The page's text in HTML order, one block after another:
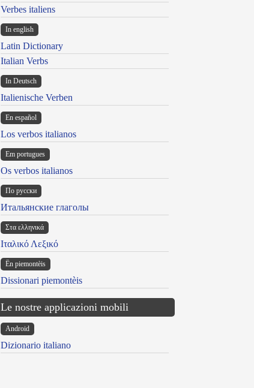
Verbes italiens
In english
Latin Dictionary
Italian Verbs
In Deutsch
Italienische Verben
En español
Los verbos italianos
Em portugues
Os verbos italianos
По русски
Итальянские глаголы
Στα ελληνικά
Ιταλικό Λεξικό
Ën piemontèis
Dissionari piemontèis
Le nostre applicazioni mobili
Android
Dizionario italiano